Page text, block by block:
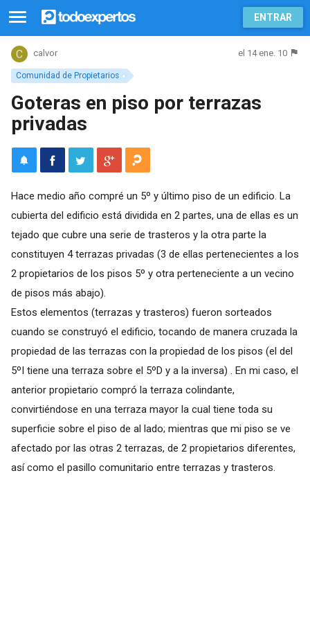
ENTRAR
Comunidad de Propietarios
calvor el 14 ene. 10
Goteras en piso por terrazas
privadas
Hace medio año compré un 5º y último piso de un edificio. La
cubierta del edificio está dividida en 2 partes, una de ellas es un
tejado que cubre una serie de trasteros y la otra parte la
constituyen 4 terrazas privadas (3 de ellas pertenecientes a los
2 propietarios de los pisos 5º y otra perteneciente a un vecino
de pisos más abajo).
Estos elementos (terrazas y trasteros) fueron sorteados
cuando se construyó el edificio, tocando de manera cruzada la
propiedad de las terrazas con la propiedad de los pisos (el del
5ºI tiene una terraza sobre el 5ºD y a la inversa) . En mi caso, el
anterior propietario compró la terraza colindante,
convirtiéndose en una terraza mayor la cual tiene toda su
superficie sobre el piso de al lado; mientras que mi piso se ve
afectado por las otras 2 terrazas, de 2 propietarios diferentes,
así como el pasillo comunitario entre terrazas y trasteros.